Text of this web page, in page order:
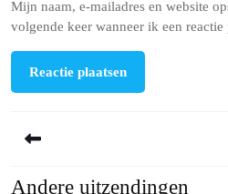
Mijn naam, e-mailadres en website
volgende keer wanneer ik een reactie
Previous
Andere uitzendingen